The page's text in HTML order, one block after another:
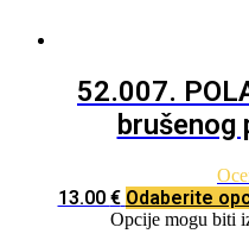
52.007.
brušenog
13.00 € Odaberite
Opcije mogu biti